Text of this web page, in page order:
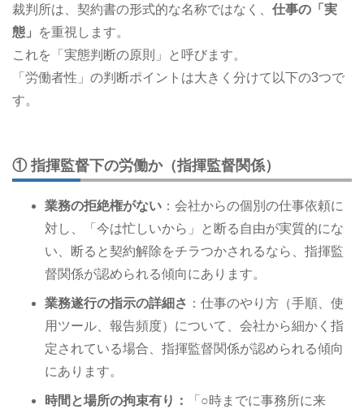
裁判所は、契約書の形式的な名称ではなく、 仕事の「実
態」
を重視します。
これを「実態判断の原則」と呼びます。
「労働者性」の判断ポイントは大きく分けて以下の3つで
す。
① 指揮監督下の労働か（指揮監督関係）
業務の拒絶権がない ：会社からの個別の仕事依頼に
対し、「今は忙しいから」と断る自由が実質的にな
い、断ると契約解除をチラつかされるなら、指揮監
督関係が認められる傾向にあります。
業務遂行の指示の詳細さ ：仕事のやり方（手順、使
用ツール、報告頻度）について、会社から細かく指
定されている場合、指揮監督関係が認められる傾向
にあります。
時間と場所の拘束有り：
「○時までに事務所に来